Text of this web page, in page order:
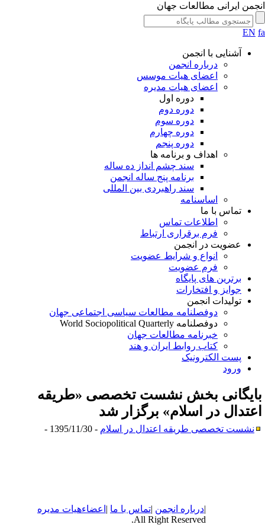
ایرانی مطالعات جهان
EN
آشنایی با انجمن
درباره انجمن
اعضای هیات موسس
اعضای هیات مدیره
دوره اول
دوره دوم
دوره سوم
دوره چهارم
دوره پنجم
اهداف و برنامه ها
سند چشم انداز ده ساله
برنامه پنج ساله انجمن
سند راهبردی بین المللی
اساسنامه
تماس با ما
اطلاعات تماس
فرم برقراری ارتباط
عضویت در انجمن
انواع و شرایط عضویت
فرم عضویت
برترین های پایگاه
جوایز و افتخارات
تولیدات انجمن
دوفصلنامه مطالعات سیاسی اجتماعی جهان
دوفصلنامه World Sociopolitical Quarterly
خبرنامه مطالعات جهان
کتاب روابط ایران و هند
پست الکترونیک
ورود
بخشنشست تخصصی «طریقه
در اسلام» برگزار شد
نشست تخصصی طریقه اعتدال در اسلام- 1395/11/30 -
دربارهانجمن|تماس با ما|اعضاءهیات مدیره
All Right Reserved.